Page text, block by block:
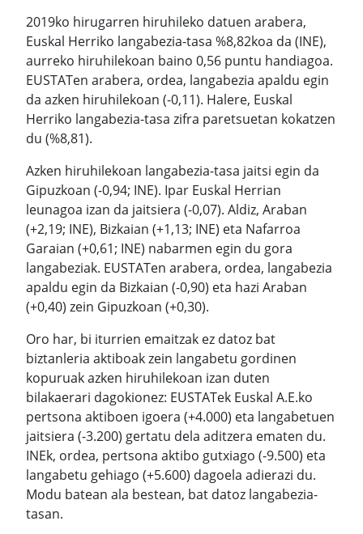
2019ko hirugarren hiruhileko datuen arabera,
Euskal Herriko langabezia-tasa %8,82koa da (INE),
aurreko hiruhilekoan baino 0,56 puntu handiagoa.
EUSTATen arabera, ordea, langabezia apaldu egin
da azken hiruhilekoan (-0,11). Halere, Euskal
Herriko langabezia-tasa zifra paretsuetan kokatzen
du (%8,81).
Azken hiruhilekoan langabezia-tasa jaitsi egin da
Gipuzkoan (-0,94; INE). Ipar Euskal Herrian
leunagoa izan da jaitsiera (-0,07). Aldiz, Araban
(+2,19; INE), Bizkaian (+1,13; INE) eta Nafarroa
Garaian (+0,61; INE) nabarmen egin du gora
langabeziak. EUSTATen arabera, ordea, langabezia
apaldu egin da Bizkaian (-0,90) eta hazi Araban
(+0,40) zein Gipuzkoan (+0,30).
Oro har, bi iturrien emaitzak ez datoz bat
biztanleria aktiboak zein langabetu gordinen
kopuruak azken hiruhilekoan izan duten
bilakaerari dagokionez: EUSTATek Euskal A.E.ko
pertsona aktiboen igoera (+4.000) eta langabetuen
jaitsiera (-3.200) gertatu dela aditzera ematen du.
INEk, ordea, pertsona aktibo gutxiago (-9.500) eta
langabetu gehiago (+5.600) dagoela adierazi du.
Modu batean ala bestean, bat datoz langabezia-
tasan.